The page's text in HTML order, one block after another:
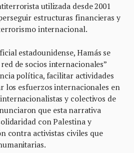
utilizada desde 2001
estructuras financieras y
internacional.
estadounidense, Hamás se
de socios internacionales”
política, facilitar actividades
los esfuerzos internacionales en
y colectivos de
que esta narrativa
con Palestina y
contra activistas civiles que